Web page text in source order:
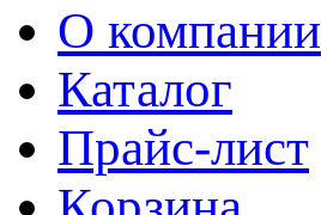
О компании
Каталог
Прайс-лист